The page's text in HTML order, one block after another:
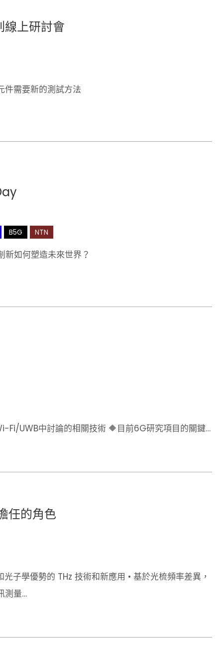
上研討會
件需要新的測試方法
B5G NTN
如何塑造未來世界？
UWB中討論的相關技術 🔶目前6G研究項目的關鍵
任的角色
子學優勢的 THz 技術和新應用 • 基於光梳頻率差異，
測量